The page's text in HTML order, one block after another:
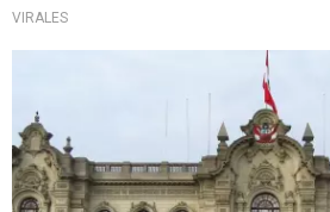
VIRALES